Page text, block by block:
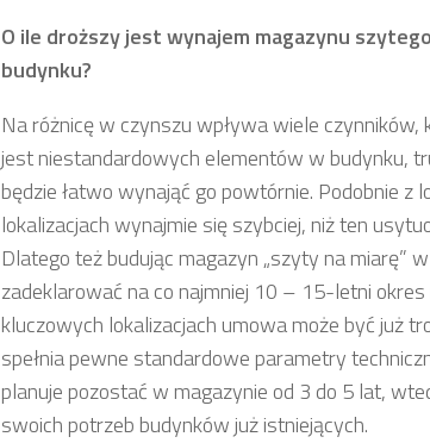
O ile droższy jest wynajem magazynu
budynku?
Na różnicę w czynszu wpływa wiele
jest niestandardowych elementów w budynku,
będzie łatwo wynająć go powtórnie. Podobnie
lokalizacjach wynajmie się szybciej, niż ten
Dlatego też budując magazyn „szyty na miarę”
zadeklarować na co najmniej 10 – 15-letni
kluczowych lokalizacjach umowa może być już
spełnia pewne standardowe parametry
planuje pozostać w magazynie od 3 do 5 lat,
swoich potrzeb budynków już istniejących.